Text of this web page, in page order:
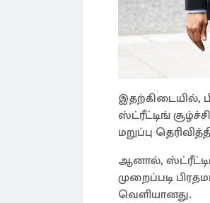
இதற்கிடையில்,
ஸ்ட்ரீட்டிங்
மறுப்பு
ஆனால்,
முறைப்படி
வெளியானது.